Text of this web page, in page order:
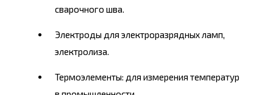
сварочного шва.
Электроды для электроразрядных ламп,
электролиза.
Термоэлементы: для измерения температур